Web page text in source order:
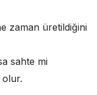
zaman üretildiğini
sahte mi
olur.